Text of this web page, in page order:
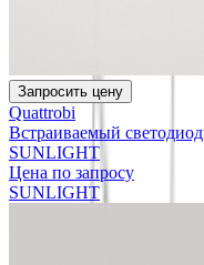
Запросить цену
Quattrobi
Встраиваемый
SUNLIGHT
Цена по запросу
SUNLIGHT